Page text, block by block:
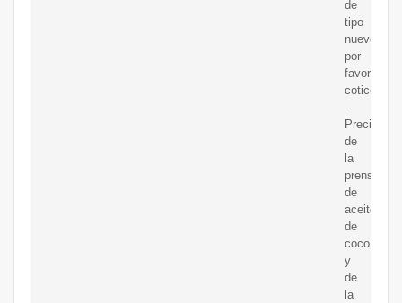
de
tipo
nuevo
por
favor
cotice
–
Precio
de
la
prensa
de
aceite
de
coco
y
de
la